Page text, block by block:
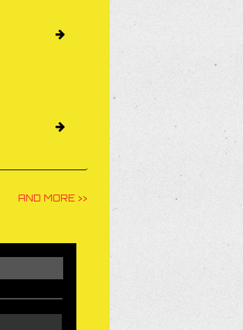
AND MORE >>